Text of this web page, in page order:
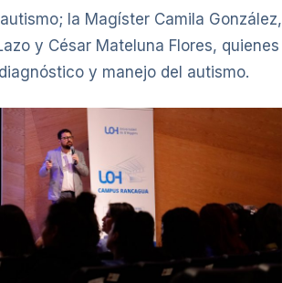
la Magíster Camila González,
y César Mateluna Flores, quienes
y manejo del autismo.